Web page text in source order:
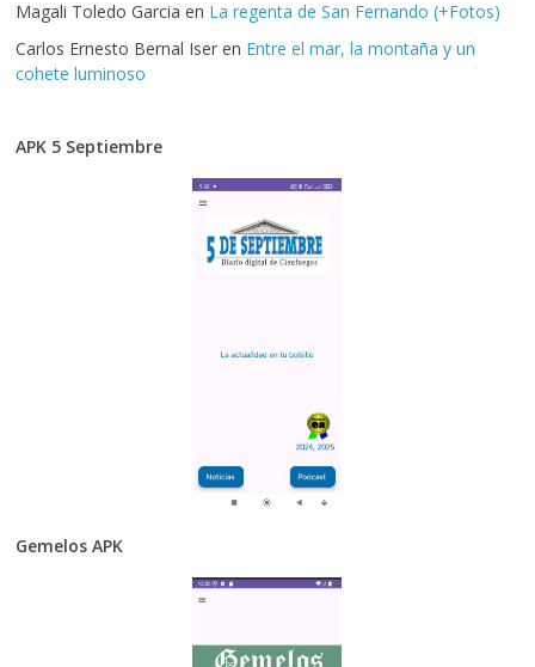
Magali Toledo Garcia en La regenta de San Fernando (+Fotos)
Carlos Ernesto Bernal Iser en Entre el mar, la montaña y un
cohete luminoso
APK 5 Septiembre
Gemelos APK